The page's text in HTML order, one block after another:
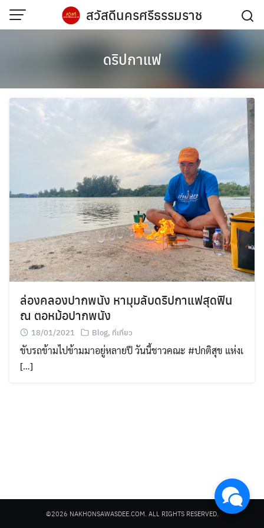
Skip
สวัสดีนครศรีธรรมราช
Search
for:
ดริปกาแฟ
ล่องคลองปากพนัง หามุมลับดริปกาแฟสุดฟิน
ณ ตอหม้อปากพนัง
18/01/2021 Blog, ที่เที่ยว
ขับรถข้ามไปข้ามมาอยู่หลายปี วันนี้ชาวคณะ #ปกติสุข แห่งเ
[…]
©2026 NAKHONSAWASDEE.COM. ALL RIGHTS RESERVED.